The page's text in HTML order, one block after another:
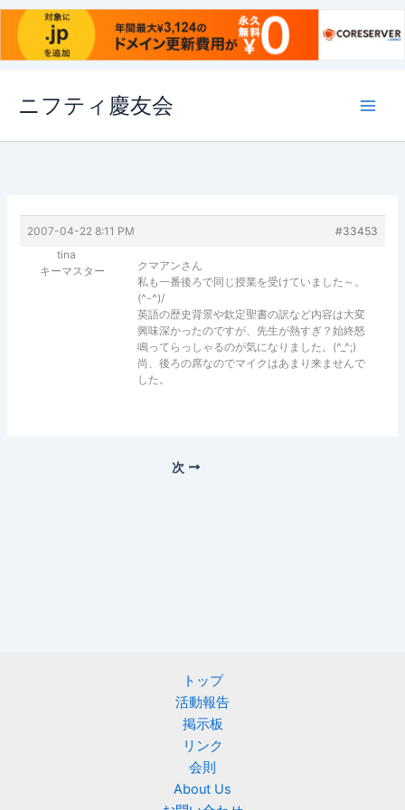
ス
ニフティ慶友会
2007-04-22 8:11 PM
#33453
tina
キーマスター
クマアンさん
私も一番後ろで同じ授業を受けていました～。
(^-^)/
英語の歴史背景や欽定聖書の訳など内容は大変
興味深かったのですが、先生が熱すぎ？始終怒
鳴ってらっしゃるのが気になりました。(^_^;)
尚、後ろの席なのでマイクはあまり来ませんで
した。
次
トップ
活動報告
掲示板
リンク
会則
About Us